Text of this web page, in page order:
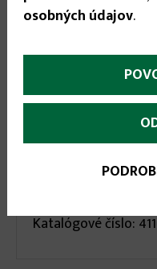
More
Popis(aktívna
Parametre
stredného výkonu.
Katalógové číslo:
osobných údajov.